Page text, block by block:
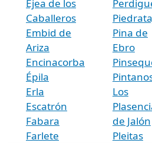
Ejea de los
Caballeros
Embid de
Ariza
Encinacorba
Épila
Erla
Escatrón
Fabara
Farlete
Pina de
Ebro
Los
de Jalón
Pleitas